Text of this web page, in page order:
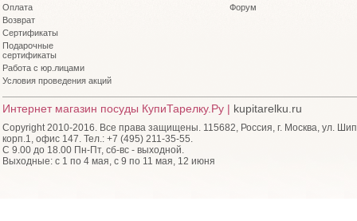
Оплата
Возврат
Сертификаты
Подарочные
сертификаты
Работа с юр.лицами
Условия проведения акций
Форум
Интернет магазин посуды КупиТарелку.Ру | kupitarelku.ru
Copyright 2010-2016. Все права защищены. 115682, Россия, г. Москва, ул.
корп.1, офис 147. Тел.: +7 (495) 211-35-55.
С 9.00 до 18.00 Пн-Пт, сб-вс - выходной.
Выходные: с 1 по 4 мая, с 9 по 11 мая, 12 июня